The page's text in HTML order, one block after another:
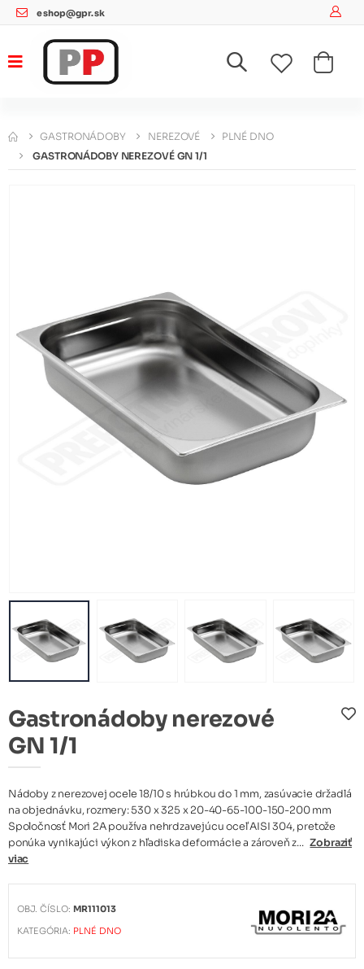
eshop@gpr.sk
GASTRONÁDOBY NEREZOVÉ
PLNÉ DNO
GASTRONÁDOBY NEREZOVÉ GN 1/1
Gastronádoby nerezové
GN 1/1
Nádoby z nerezovej ocele 18/10 s hrúbkou do 1 mm, zasúvacie držadlá
na objednávku, rozmery: 530 x 325 x 20-40-65-100-150-200 mm
Spoločnosť Mori 2A používa nehrdzavejúcu oceľ AISI 304, pretože
ponúka vynikajúci výkon z hľadiska deformácie a zároveň z... Zobraziť
viac
OBJ. ČÍSLO: MR111013
KATEGÓRIA: PLNÉ DNO